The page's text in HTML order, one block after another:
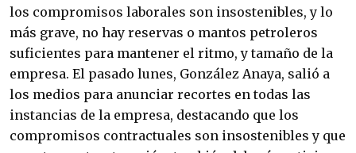
los compromisos laborales son insostenibles, y lo
más grave, no hay reservas o mantos petroleros
suficientes para mantener el ritmo, y tamaño de la
empresa. El pasado lunes, González Anaya, salió a
los medios para anunciar recortes en todas las
instancias de la empresa, destacando que los
compromisos contractuales son insostenibles y que